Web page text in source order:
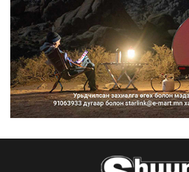
Улсын чанартай хатуу хучилттай
авто замын талаас и...
2026/08/06